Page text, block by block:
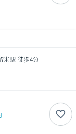
米駅 徒歩4分